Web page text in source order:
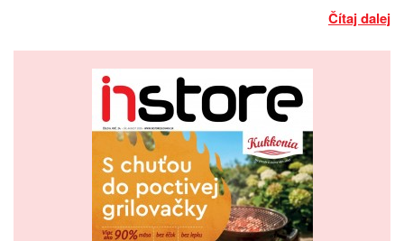
Čítaj dalej